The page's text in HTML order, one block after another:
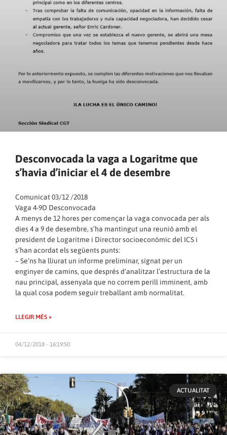
Desconvocada la vaga a Logaritme que
s’havia d’iniciar el 4 de desembre
Comunicat 03/12 /2018
Vaga 4-9D Desconvocada
A menys de 12 hores per començar la vaga convocada per als
dies 4 a 9 de desembre, s’ha mantingut una reunió amb el
president de Logaritme i Director socioeconòmic del ICS i
s’han acordat els següents punts:
– Se’ns ha lliurat un informe preliminar, signat per un
enginyer de camins, que després d’analitzar l’estructura de la
nau principal, assenyala que no correm perill imminent, amb
la qual cosa podem seguir treballant amb normalitat.
LLEGIR MÉS »
04/12/2018 - 16:19:50
ACTUALITAT